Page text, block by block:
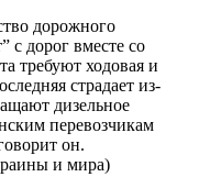
дорожного
с дорог вместе со
требуют ходовая и
страдает из-
дизельное
перевозчикам
он.
и мира)